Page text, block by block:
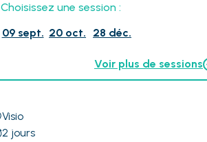
Choisissez une session :
09 sept. 20 oct. 28 déc.
Voir plus de sessions
Visio
2 jours